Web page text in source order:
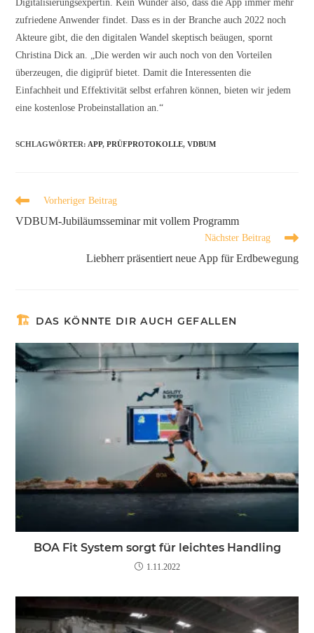
Digitalisierungsexpertin. Kein Wunder also, dass die App immer mehr
zufriedene Anwender findet. Dass es in der Branche auch 2022 noch
Akteure gibt, die den digitalen Wandel skeptisch beäugen, spornt
Christina Dick an. „Die werden wir auch noch von den Vorteilen
überzeugen, die digiprüf bietet. Damit die Interessenten die
Einfachheit und Effektivität selbst erfahren können, bieten wir jedem
eine kostenlose Probeinstallation an.“
SCHLAGWÖRTER: APP, PRÜFPROTOKOLLE, VDBUM
Vorheriger Beitrag
VDBUM-Jubiläumsseminar mit vollem Programm
Nächster Beitrag
Liebherr präsentiert neue App für Erdbewegung
DAS KÖNNTE DIR AUCH GEFALLEN
BOA Fit System sorgt für leichtes Handling
1.11.2022